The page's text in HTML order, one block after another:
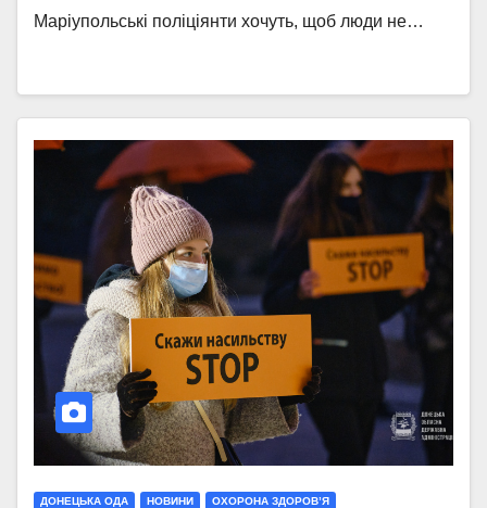
Маріупольські поліціянти хочуть, щоб люди не…
ДОНЕЦЬКА ОДА НОВИНИ ОХОРОНА ЗДОРОВ’Я